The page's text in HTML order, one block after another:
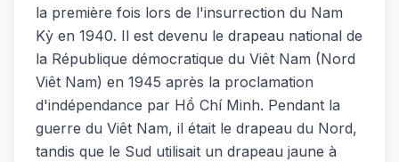
la première fois lors de l'insurrection du Nam
Kỳ en 1940. Il est devenu le drapeau national de
la République démocratique du Viêt Nam (Nord
Viêt Nam) en 1945 après la proclamation
d'indépendance par Hồ Chí Minh. Pendant la
guerre du Viêt Nam, il était le drapeau du Nord,
tandis que le Sud utilisait un drapeau jaune à